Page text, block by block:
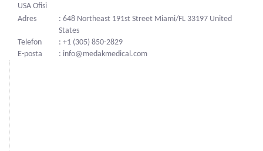
USA Ofisi
Adres
: 648 Northeast 191st Street Miami/FL 33197 United
States
Telefon
: +1 (305) 850-2829
E-posta
: info@medakmedical.com